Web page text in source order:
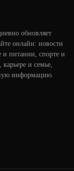
обновляет
онлайн: новости
и питании, спорте и
и семье,
информацию.